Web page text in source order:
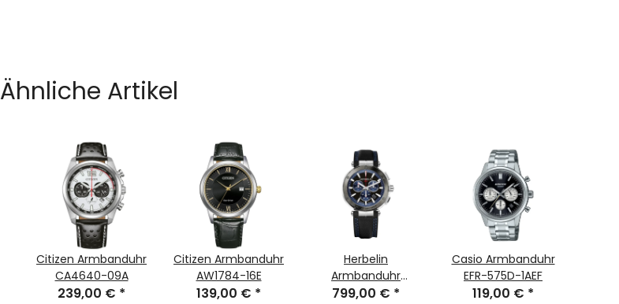
Ähnliche Artikel
Citizen Armbanduhr
CA4640-09A
239,00 € *
Citizen Armbanduhr
AW1784-16E
139,00 € *
Herbelin
Armbanduhr
37688AG65
799,00 € *
Casio Armbanduhr
EFR-575D-1AEF
119,00 € *